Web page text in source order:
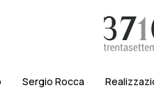
Sergio Rocca